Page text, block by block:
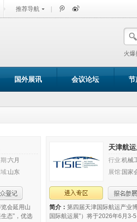
推荐导航
火爆
国外展讯 会议论坛 节
:六月
:山东
会延用山
态”，优选
天津航
行业:机械
展馆: 国家
简介： 第四届天津国际航运产业
国际航运展”）将于2026年6月3-